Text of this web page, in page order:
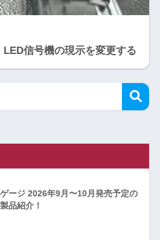
信号機の現示を変更する
ージ 2026年9月〜10月発売予定の
品紹介！